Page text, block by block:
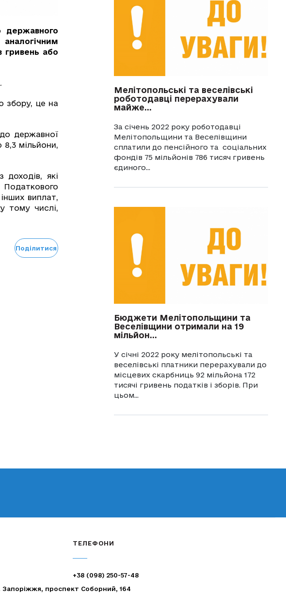
державного
гривень або
збору, це на
державної
8,3 мільйони,
доходів, які
виплат,
тому числі,
Поділитися
Мелітопольські та веселівські
роботодавці перерахували
майже...
За січень 2022 року роботодавці
Мелітопольщини та Веселівщини
сплатили до пенсійного та соціальних
фондів 75 мільйонів 786 тисяч гривень
єдиного...
Бюджети Мелітопольщини та
Веселівщини отримали на 19
мільйон...
У січні 2022 року мелітопольські та
веселівські платники перерахували до
місцевих скарбниць 92 мільйона 172
тисячі гривень податків і зборів. При
цьом...
Запоріжжя, проспект Соборний, 164
ТЕЛЕФОНИ
+38 (098) 250-57-48